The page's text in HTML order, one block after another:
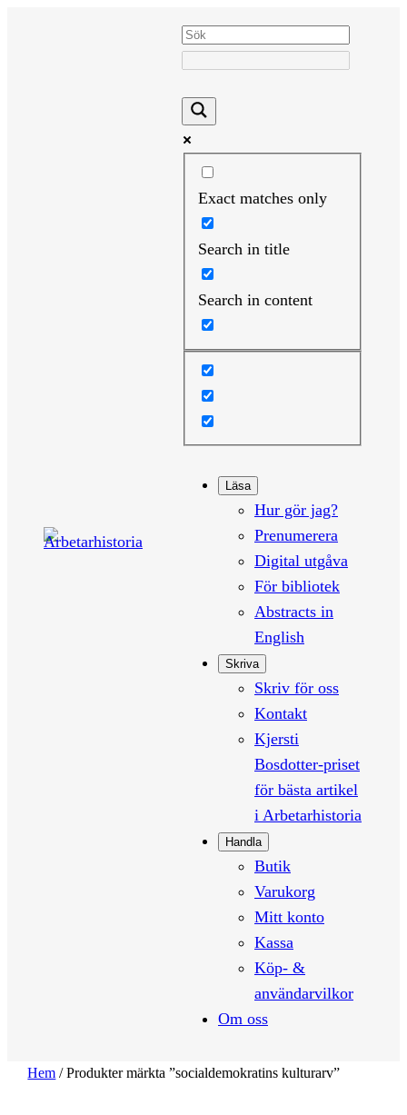
Exact matches only
Search in title
Search in content
Läsa
Hur gör jag?
Prenumerera
Digital utgåva
För bibliotek
Abstracts in
English
Skriva
Skriv för oss
Kontakt
Kjersti
Bosdotter-priset
för bästa artikel
i Arbetarhistoria
Handla
Butik
Varukorg
Mitt konto
Kassa
Köp- &
användarvilkor
Om oss
Hem / Produkter märkta ”socialdemokratins kulturarv”